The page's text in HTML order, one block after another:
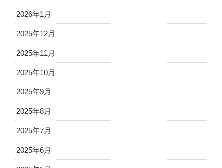
2026年1月
2025年12月
2025年11月
2025年10月
2025年9月
2025年8月
2025年7月
2025年6月